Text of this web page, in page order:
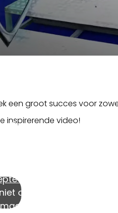
een groot succes voor
inspirerende video!
deze
alleen
onze
maar het